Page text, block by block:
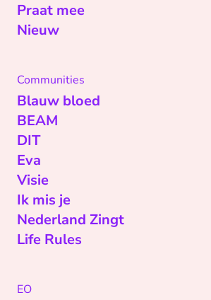
Praat mee
Nieuw
Communities
Blauw bloed
BEAM
DIT
Eva
Visie
Ik mis je
Nederland Zingt
Life Rules
EO